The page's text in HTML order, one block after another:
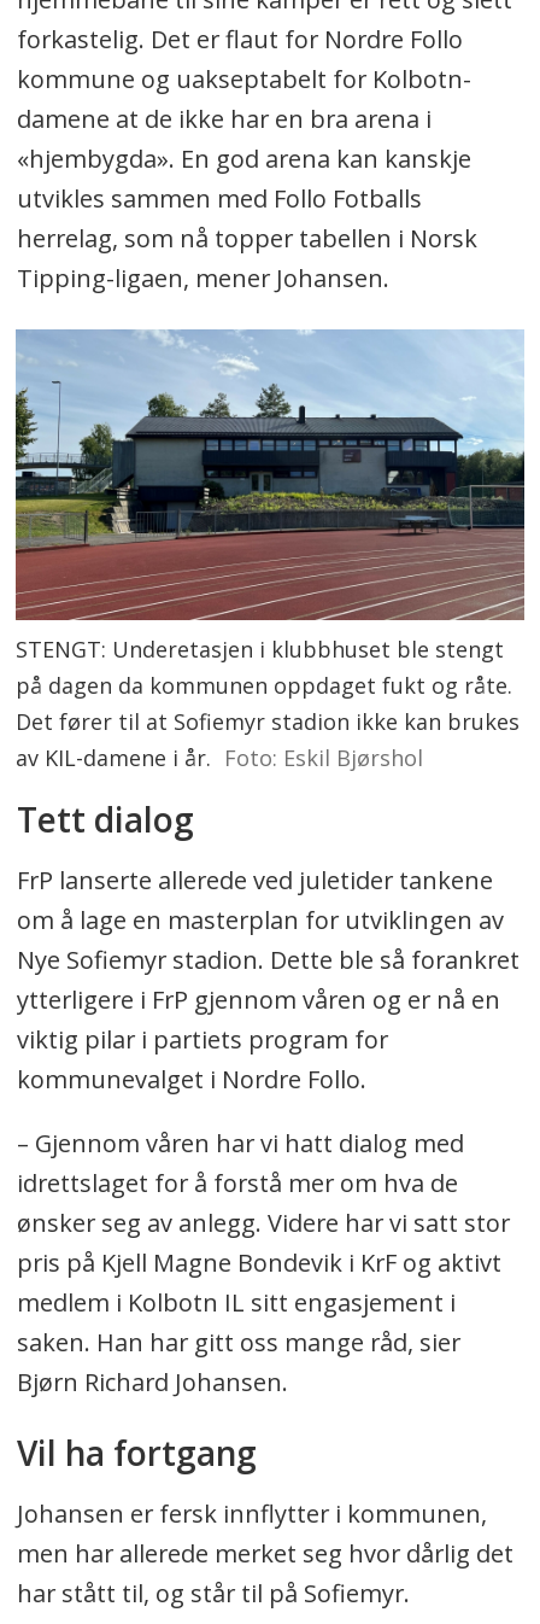
forkastelig. Det er flaut for Nordre Follo
kommune og uakseptabelt for Kolbotn-
damene at de ikke har en bra arena i
«hjembygda». En god arena kan kanskje
utvikles sammen med Follo Fotballs
herrelag, som nå topper tabellen i Norsk
Tipping-ligaen, mener Johansen.
STENGT: Underetasjen i klubbhuset ble stengt
på dagen da kommunen oppdaget fukt og råte.
Det fører til at Sofiemyr stadion ikke kan brukes
av KIL-damene i år. Foto: Eskil Bjørshol
Tett dialog
FrP lanserte allerede ved juletider tankene
om å lage en masterplan for utviklingen av
Nye Sofiemyr stadion. Dette ble så forankret
ytterligere i FrP gjennom våren og er nå en
viktig pilar i partiets program for
kommunevalget i Nordre Follo.
– Gjennom våren har vi hatt dialog med
idrettslaget for å forstå mer om hva de
ønsker seg av anlegg. Videre har vi satt stor
pris på Kjell Magne Bondevik i KrF og aktivt
medlem i Kolbotn IL sitt engasjement i
saken. Han har gitt oss mange råd, sier
Bjørn Richard Johansen.
Vil ha fortgang
Johansen er fersk innflytter i kommunen,
men har allerede merket seg hvor dårlig det
har stått til, og står til på Sofiemyr.